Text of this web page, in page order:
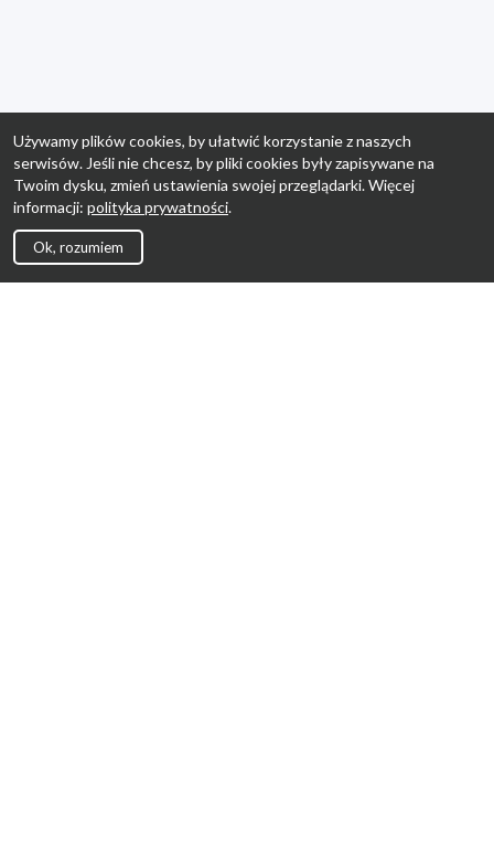
Używamy plików cookies, by ułatwić korzystanie z naszych
serwisów. Jeśli nie chcesz, by pliki cookies były zapisywane na
Twoim dysku, zmień ustawienia swojej przeglądarki. Więcej
informacji: polityka prywatności.
Ok, rozumiem